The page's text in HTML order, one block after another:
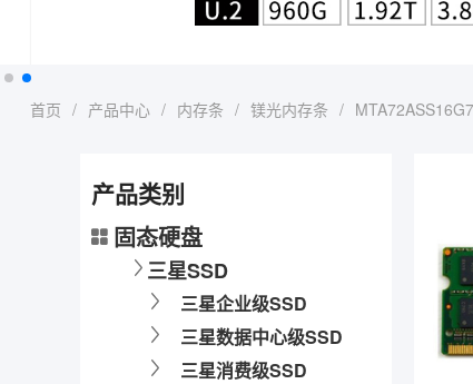
首页 / 产品中心 / 内存条 / 镁光内存条 /
产品类别
固态硬盘
三星SSD
三星企业级SSD
三星数据中心级SSD
三星消费级SSD